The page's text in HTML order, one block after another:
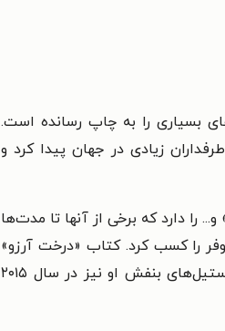
پرکار تابه‌حال کتاب‌های بسیاری را به چاپ رسانده است.
زیادی در جهان پیدا کرد و
را دارد که برخی از آنها تا مدت‌ها
و همین‌طور کریستوفر را کسب کرد. کتاب «درخت آرزو»
نیز افتخاراتی مثل بهترین کتاب گودریدز، جایزه‌ی ادبیات کارولینای شمالی و جایزه‌ی بلوبونت تگزاس را از آن خود کرد. کتاب پاستیل‌های بنفش او نیز در سال ۲۰۱۵